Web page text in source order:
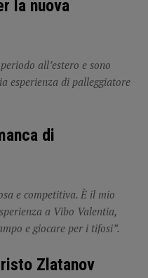
la nuova
all’estero e sono
esperienza di palleggiatore
di
e competitiva. È il mio
a Vibo Valentia,
e giocare per i tifosi”.
Zlatanov